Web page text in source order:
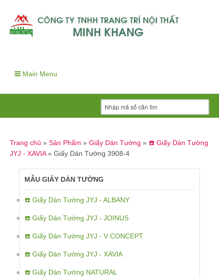
Main Menu
Trang chủ » Sản Phẩm » Giấy Dán Tường » ☎️ Giấy Dán Tường
JYJ - XAVIA» Giấy Dán Tường 3908-4
MẪU GIẤY DÁN TƯỜNG
☎️ Giấy Dán Tường JYJ - ALBANY
☎️ Giấy Dán Tường JYJ - JOINUS
☎️ Giấy Dán Tường JYJ - V CONCEPT
☎️ Giấy Dán Tường JYJ - XAVIA
☎️ Giấy Dán Tường NATURAL